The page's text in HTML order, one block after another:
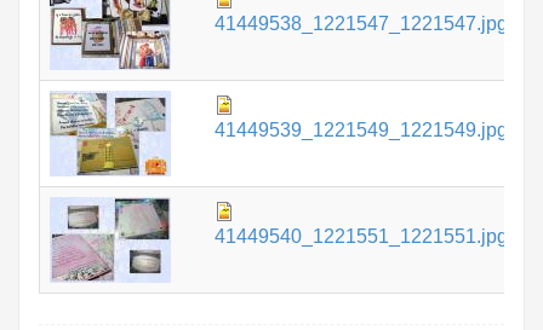
41449538_1221547_1221547.jpg
41449539_1221549_1221549.jpg
41449540_1221551_1221551.jpg